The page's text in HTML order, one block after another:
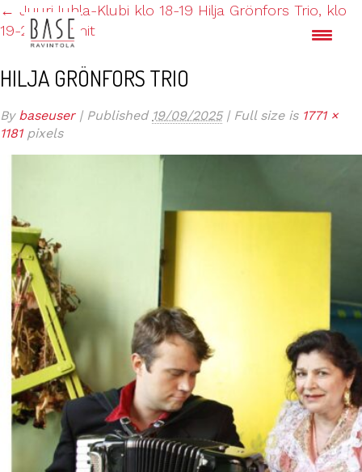
← JuuriJuhla-Klubi klo 18-19 Hilja Grönfors Trio, klo
19-20.30 jamit
HILJA GRÖNFORS TRIO
By baseuser | Published 19/09/2025 |Full size is 1771 ×
1181pixels